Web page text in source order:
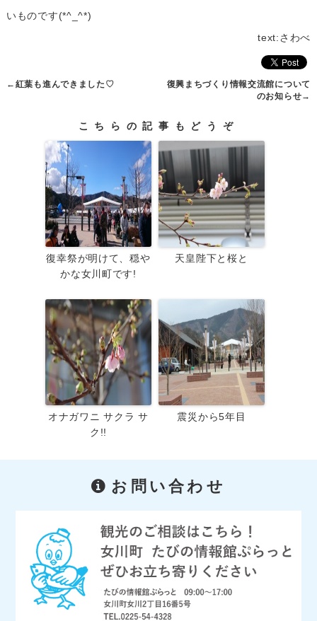
いものです(*^_^*)
text:さわべ
← 紅葉も進んできました♡
復興まちづくり情報交流館について
のお知らせ→
こちらの記事もどうぞ
復幸祭が明けて、穏や
かな女川町です!
天皇陛下と桜と
オナガワニ サクラ サ
ク!!
震災から5年目
お問い合わせ